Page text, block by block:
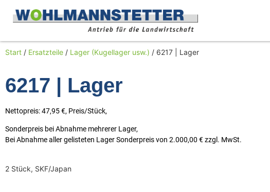
Start / Ersatzteile / Lager (Kugellager usw.) / 6217 | Lager
6217 | Lager
Nettopreis: 47,95 €, Preis/Stück,
Sonderpreis bei Abnahme mehrerer Lager,
Bei Abnahme aller gelisteten Lager Sonderpreis von 2.000,00 € zzgl. MwSt.
2 Stück, SKF/Japan